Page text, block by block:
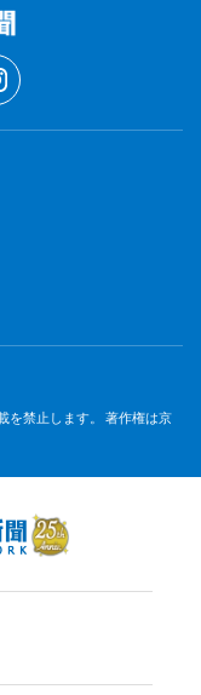
を禁止します。 著作権は京